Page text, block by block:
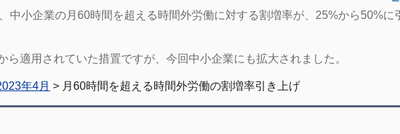
中小企業の月60時間を超える時間外労働に対する割増率が、25%から50%に
ら適用されていた措置ですが、今回中小企業にも拡大されました。
年4月 > 月60時間を超える時間外労働の割増率引き上げ